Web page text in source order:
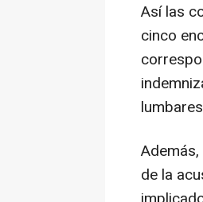
Así las
cinco
de la